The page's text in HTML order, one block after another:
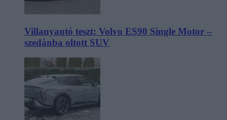
Villanyautó teszt: Volvo ES90 Single Motor –
szedánba oltott SUV